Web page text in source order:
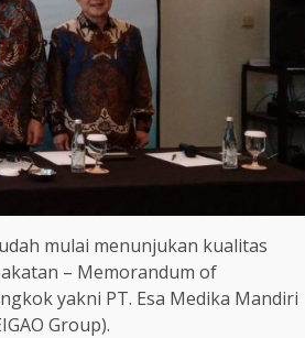
mulai menunjukan kualitas
– Memorandum of
yakni PT. Esa Medika Mandiri
Group).